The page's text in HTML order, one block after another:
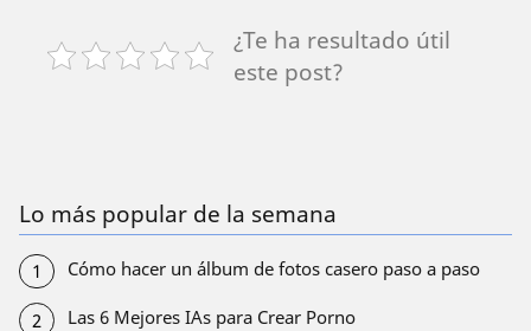
¿Te ha resultado útil
este post?
Lo más popular de la semana
Cómo hacer un álbum de fotos casero paso a paso
Las 6 Mejores IAs para Crear Porno